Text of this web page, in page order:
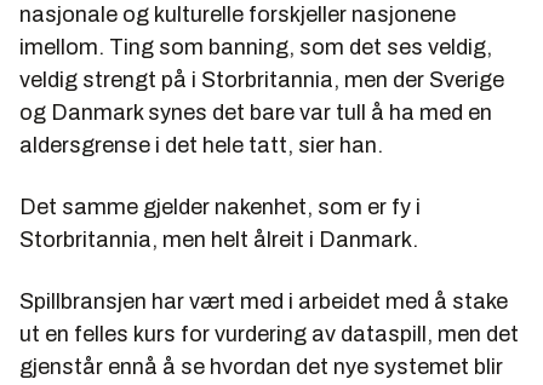
nasjonale og kulturelle forskjeller nasjonene
imellom. Ting som banning, som det ses veldig,
veldig strengt på i Storbritannia, men der Sverige
og Danmark synes det bare var tull å ha med en
aldersgrense i det hele tatt, sier han.
Det samme gjelder nakenhet, som er fy i
Storbritannia, men helt ålreit i Danmark.
Spillbransjen har vært med i arbeidet med å stake
ut en felles kurs for vurdering av dataspill, men det
gjenstår ennå å se hvordan det nye systemet blir